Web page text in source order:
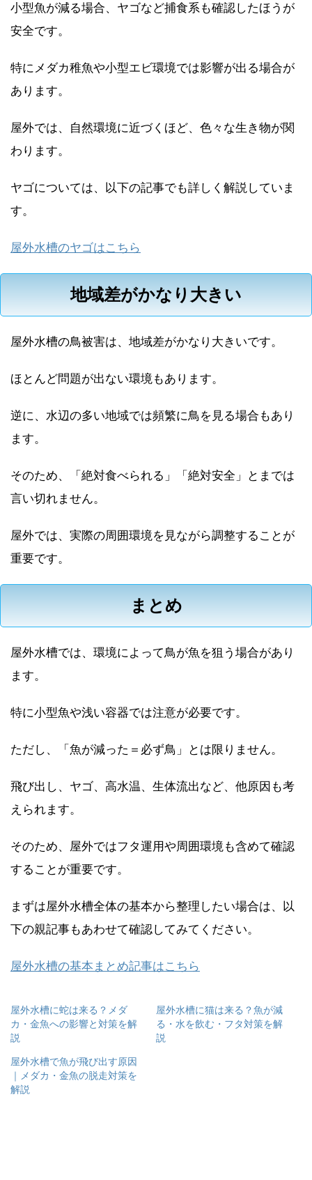
小型魚が減る場合、ヤゴなど捕食系も確認したほうが
安全です。
特にメダカ稚魚や小型エビ環境では影響が出る場合が
あります。
屋外では、自然環境に近づくほど、色々な生き物が関
わります。
ヤゴについては、以下の記事でも詳しく解説していま
す。
屋外水槽のヤゴはこちら
地域差がかなり大きい
屋外水槽の鳥被害は、地域差がかなり大きいです。
ほとんど問題が出ない環境もあります。
逆に、水辺の多い地域では頻繁に鳥を見る場合もあり
ます。
そのため、「絶対食べられる」「絶対安全」とまでは
言い切れません。
屋外では、実際の周囲環境を見ながら調整することが
重要です。
まとめ
屋外水槽では、環境によって鳥が魚を狙う場合があり
ます。
特に小型魚や浅い容器では注意が必要です。
ただし、「魚が減った＝必ず鳥」とは限りません。
飛び出し、ヤゴ、高水温、生体流出など、他原因も考
えられます。
そのため、屋外ではフタ運用や周囲環境も含めて確認
することが重要です。
まずは屋外水槽全体の基本から整理したい場合は、以
下の親記事もあわせて確認してみてください。
屋外水槽の基本まとめ記事はこちら
屋外水槽に蛇は来る？メダ
カ・金魚への影響と対策を解
説
屋外水槽に猫は来る？魚が減
る・水を飲む・フタ対策を解
説
屋外水槽で魚が飛び出す原因
｜メダカ・金魚の脱走対策を
解説